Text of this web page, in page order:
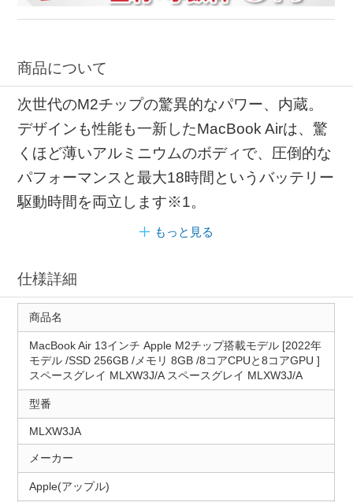
商品について
次世代のM2チップの驚異的なパワー、内蔵。
デザインも性能も一新したMacBook Airは、驚
くほど薄いアルミニウムのボディで、圧倒的な
パフォーマンスと最大18時間というバッテリー
駆動時間を両立します※1。
もっと見る
仕様詳細
商品名
MacBook Air 13インチ Apple M2チップ搭載モデル [2022年
モデル /SSD 256GB /メモリ 8GB /8コアCPUと8コアGPU ]
スペースグレイ MLXW3J/A スペースグレイ MLXW3J/A
型番
MLXW3JA
メーカー
Apple(アップル)